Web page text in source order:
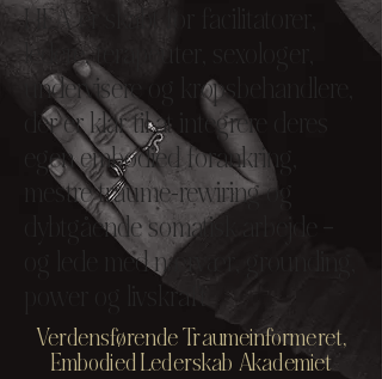
HEA er skabt for facilitatorer,
ledere, terapeuter, sexologer,
undervisere og kropsbehandlere,
der er klar til at integrere deres
egen embodied forankring,
mestre traume-rewiring og
dybtgående somatisk arbejde –
og lede med nærvær, grounding,
power og livskraft.
Verdensførende Traumeinformeret,
Embodied Lederskab Akademiet